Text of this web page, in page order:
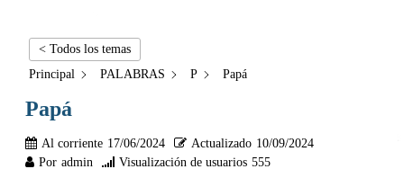
< Todos los temas
Principal
PALABRAS P Papá
Papá
Al corriente 17/06/2024 Actualizado 10/09/2024
Por admin Visualización de usuarios 555